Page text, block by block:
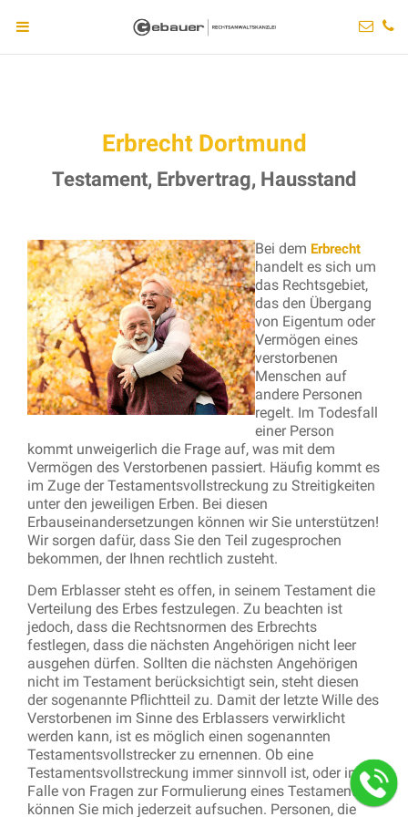
Erbrecht Dortmund
Testament, Erbvertrag, Hausstand
Bei dem Erbrecht
handelt es sich um
das Rechtsgebiet,
das den Übergang
von Eigentum oder
Vermögen eines
verstorbenen
Menschen auf
andere Personen
regelt. Im Todesfall
einer Person
kommt unweigerlich die Frage auf, was mit dem
Vermögen des Verstorbenen passiert. Häufig kommt es
im Zuge der Testamentsvollstreckung zu Streitigkeiten
unter den jeweiligen Erben. Bei diesen
Erbauseinandersetzungen können wir Sie unterstützen!
Wir sorgen dafür, dass Sie den Teil zugesprochen
bekommen, der Ihnen rechtlich zusteht.
Dem Erblasser steht es offen, in seinem Testament die
Verteilung des Erbes festzulegen. Zu beachten ist
jedoch, dass die Rechtsnormen des Erbrechts
festlegen, dass die nächsten Angehörigen nicht leer
ausgehen dürfen. Sollten die nächsten Angehörigen
nicht im Testament berücksichtigt sein, steht diesen
der sogenannte Pflichtteil zu. Damit der letzte Wille des
Verstorbenen im Sinne des Erblassers verwirklicht
werden kann, ist es möglich einen sogenannten
Testamentsvollstrecker zu ernennen. Ob eine
Testamentsvollstreckung immer sinnvoll ist, oder im
Falle von Fragen zur Formulierung eines Testaments,
können Sie mich jederzeit aufsuchen. Personen, die